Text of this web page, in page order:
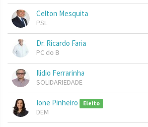
Celton Mesquita
PSL
Dr. Ricardo Faria
PC do B
Ilidio Ferrarinha
SOLIDARIEDADE
Ione Pinheiro Eleito
DEM